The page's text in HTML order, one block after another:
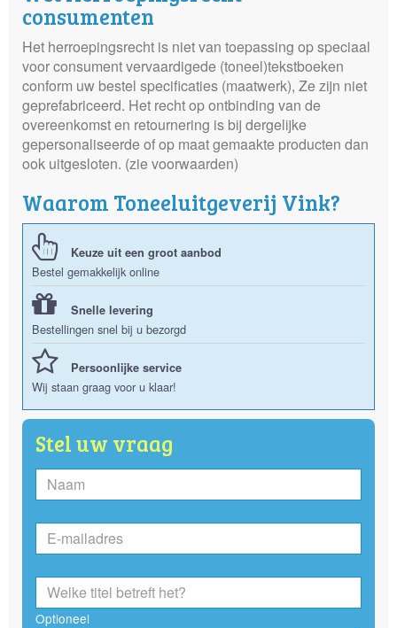
consumenten
Het herroepingsrecht is niet van toepassing op speciaal
voor consument vervaardigede (toneel)tekstboeken
conform uw bestel specificaties (maatwerk), Ze zijn niet
geprefabriceerd. Het recht op ontbinding van de
overeenkomst en retournering is bij dergelijke
gepersonaliseerde of op maat gemaakte producten dan
ook uitgesloten. (zie voorwaarden)
Waarom Toneeluitgeverij Vink?
Keuze uit een groot aanbod
Bestel gemakkelijk online
Snelle levering
Bestellingen snel bij u bezorgd
Persoonlijke service
Wij staan graag voor u klaar!
Stel uw vraag
Optioneel